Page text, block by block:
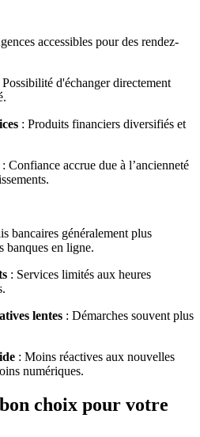
accessibles pour des rendez-
Possibilité d'échanger directement
: Produits financiers diversifiés et
: Confiance accrue due à l’ancienneté
bancaires généralement plus
banques en ligne.
: Services limités aux heures
lentes : Démarches souvent plus
: Moins réactives aux nouvelles
numériques.
choix pour votre